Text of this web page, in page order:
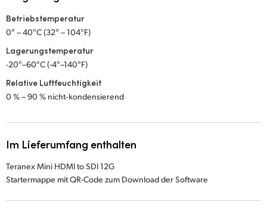
Betriebstemperatur
0° – 40°C (32° – 104°F)
Lagerungstemperatur
-20°–60°C (-4°–140°F)
Relative Luftfeuchtigkeit
0 % – 90 % nicht‑kondensierend
Im Lieferumfang enthalten
Teranex Mini HDMI to SDI 12G
Startermappe mit QR-Code zum Download der Software